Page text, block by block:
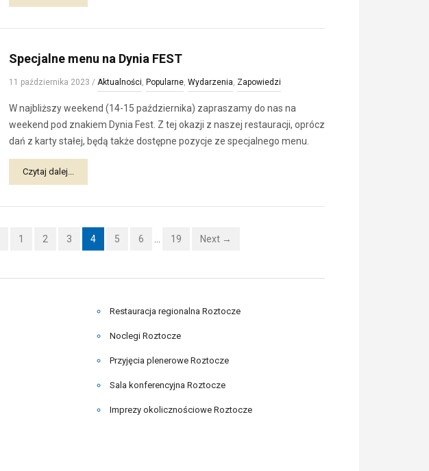
Specjalne menu na Dynia FEST
11 października 2023 / Aktualności, Popularne, Wydarzenia, Zapowiedzi
W najbliższy weekend (14-15 października) zapraszamy do nas na
weekend pod znakiem Dynia Fest. Z tej okazji z naszej restauracji, oprócz
dań z karty stałej, będą także dostępne pozycje ze specjalnego menu.
Czytaj dalej...
1 2 3 4 5 6 … 19 Next →
Restauracja regionalna Roztocze
Noclegi Roztocze
Przyjęcia plenerowe Roztocze
Sala konferencyjna Roztocze
Imprezy okolicznościowe Roztocze